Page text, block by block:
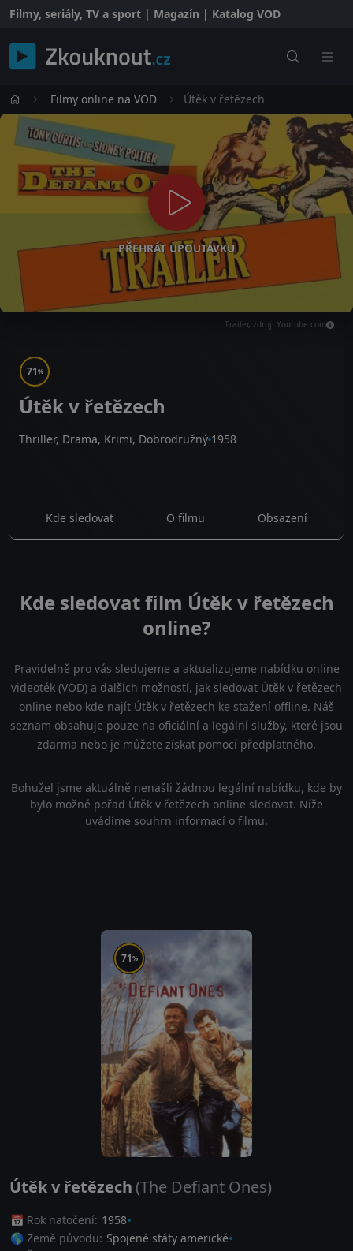
Filmy, seriály, TV a sport | Magazín | Katalog VOD
Filmy online na VOD Útěk v řetězech
PŘEHRÁT UPOUTÁVKU
Trailer, zdroj: Youtube.com
71%
Útěk v řetězech
Thriller, Drama, Krimi, Dobrodružný 1958
Kde sledovat O filmu Obsazení
Kde sledovat film Útěk v řetězech
online?
Pravidelně pro vás sledujeme a aktualizujeme nabídku online
videoték (VOD) a dalších možností, jak sledovat Útěk v řetězech
online nebo kde najít Útěk v řetězech ke stažení offline. Náš
seznam obsahuje pouze na oficiální a legální služby, které jsou
zdarma nebo je můžete získat pomocí předplatného.
Bohužel jsme aktuálně nenašli žádnou legální nabídku, kde by
bylo možné pořad Útěk v řetězech online sledovat. Níže
uvádíme souhrn informací o filmu.
71%
Útěk v řetězech (The Defiant Ones)
📅 Rok natočení: 1958
🌎 Země původu: Spojené státy americké